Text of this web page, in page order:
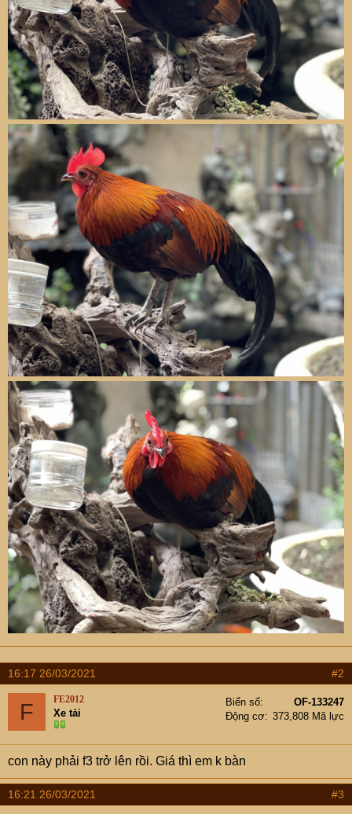
16:17 26/03/2021 #2
F FE2012
Xe tải
Biển số
OF-133247
Động cơ
373,808 Mã lực
con này phải f3 trở lên rồi. Giá thì em k bàn
16:21 26/03/2021 #3